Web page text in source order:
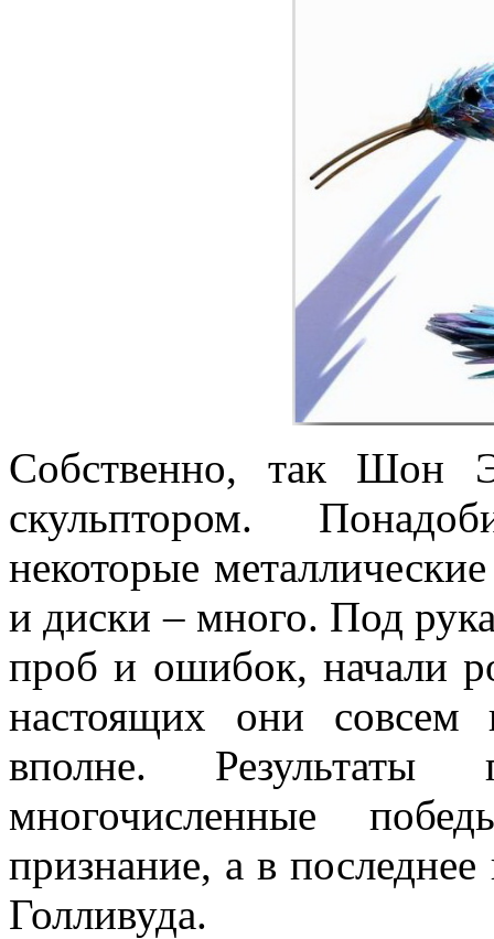
Собственно, так Шон
скульптором.
некоторые
и диски – много. Под
проб и ошибок, начали
настоящих они
вполне. Результаты
многочисленные
признание, а в
Голливуда.